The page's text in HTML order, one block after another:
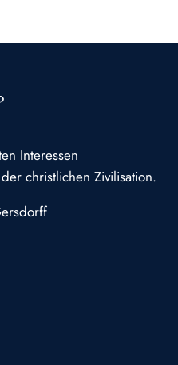
Interessen
christlichen Zivilisation.